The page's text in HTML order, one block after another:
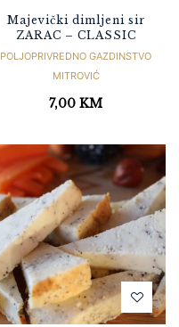
Majevički dimljeni sir
ZARAC – CLASSIC
POLJOPRIVREDNO GAZDINSTVO
MITROVIĆ
7,00KM